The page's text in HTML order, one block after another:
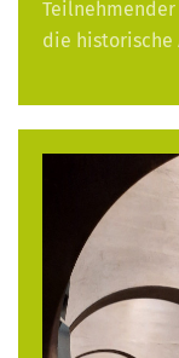
die historische